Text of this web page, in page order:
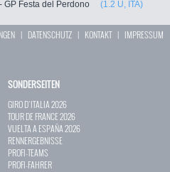
GP Festa del Perdono (1.2 U, ITA)
| DATENSCHUTZ | KONTAKT| IMPRESSUM
SONDERSEITEN
GIRO D`ITALIA 2026
TOUR DE FRANCE 2026
VUELTA A ESPAÑA 2026
RENNERGEBNISSE
PROFI-TEAMS
PROFI-FAHRER